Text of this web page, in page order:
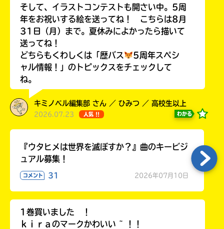
そして、イラストコンテストも開さい中。5周
年をお祝いする絵を送ってね！ こちらは8月
31日（月）まで。夏休みによかったら描いて
送ってね！
どちらもくわしくは「歴バス
5周年スペシ
ャル情報！」のトピックスをチェックして
ね。
キミノベル編集部 さん ／ ひみつ ／ 高校生以上
2026.07.23 人気 !! わかる
『ウタヒメは世界を滅ぼすか？』曲のキービジ
ュアル募集！
コメント 31 2026年07月10日
1巻買いました ！
ｋｉｒａのマークかわいい ~ ！！